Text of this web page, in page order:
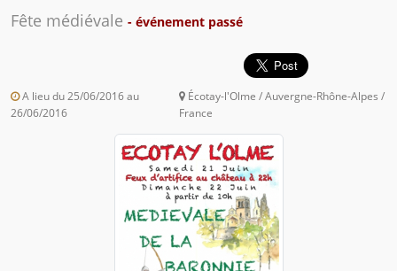
Fête médiévale - événement passé
A lieu du 25/06/2016 au
26/06/2016
Écotay-l'Olme / Auvergne-Rhône-Alpes /
France